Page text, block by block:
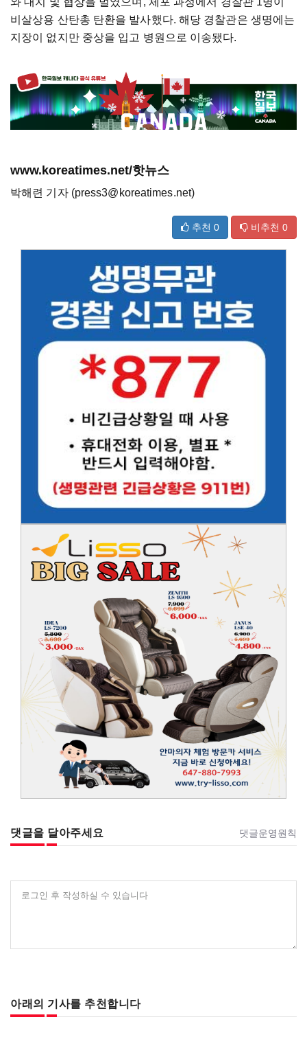
비살상용 산탄총 탄환을 발사했다. 해당 경찰관은 생명에는
지장이 없지만 중상을 입고 병원으로 이송됐다.
www.koreatimes.net/핫뉴스
박해련 기자 (press3@koreatimes.net)
추천 0 비추천 0
댓글을 달아주세요 댓글운영원칙
로그인 후 작성하실 수 있습니다
아래의 기사를 추천합니다